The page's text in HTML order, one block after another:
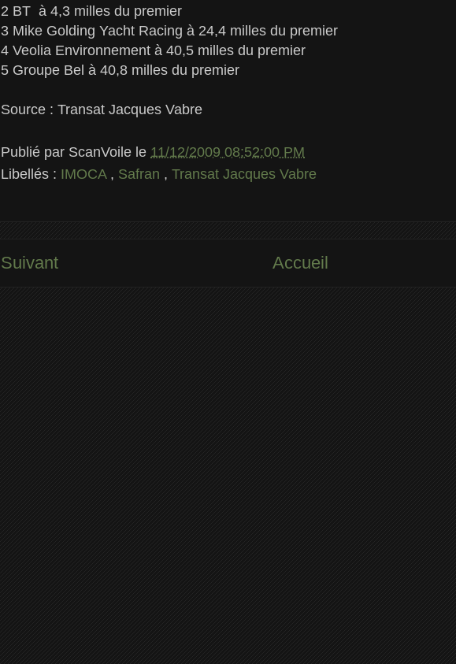
2 BT à 4,3 milles du premier
3 Mike Golding Yacht Racing à 24,4 milles du premier
4 Veolia Environnement à 40,5 milles du premier
5 Groupe Bel à 40,8 milles du premier
Source : Transat Jacques Vabre
Publié par ScanVoile le 11/12/2009 08:52:00 PM
Libellés : IMOCA , Safran , Transat Jacques Vabre
Suivant Accueil